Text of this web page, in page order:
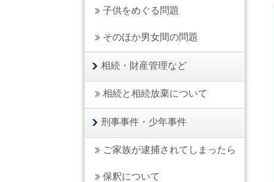
子供をめぐる問題
そのほか男女間の問題
相続・財産管理など
相続と相続放棄について
刑事事件・少年事件
ご家族が逮捕されてしまったら
保釈について